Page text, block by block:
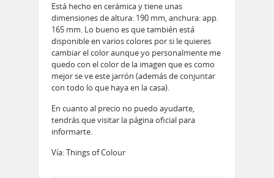
Está hecho en cerámica y tiene unas
dimensiones de altura: 190 mm, anchura: app.
165 mm. Lo bueno es que también está
disponible en varios colores por si le quieres
cambiar el color aunque yo personalmente me
quedo con el color de la imagen que es como
mejor se ve este jarrón (además de conjuntar
con todo lo que haya en la casa).
En cuanto al precio no puedo ayudarte,
tendrás que visitar la página oficial para
informarte.
Vía: Things of Colour